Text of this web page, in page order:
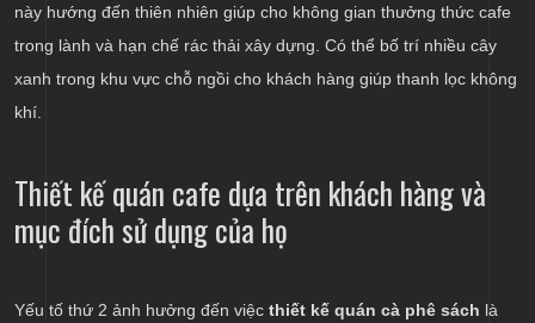
này hướng đến thiên nhiên giúp cho không gian thưởng thức cafe
trong lành và hạn chế rác thải xây dựng. Có thể bố trí nhiều cây
xanh trong khu vực chỗ ngồi cho khách hàng giúp thanh lọc không
khí.
Thiết kế quán cafe dựa trên khách hàng và
mục đích sử dụng của họ
Yếu tố thứ 2 ảnh hưởng đến việc thiết kế quán cà phê sách là